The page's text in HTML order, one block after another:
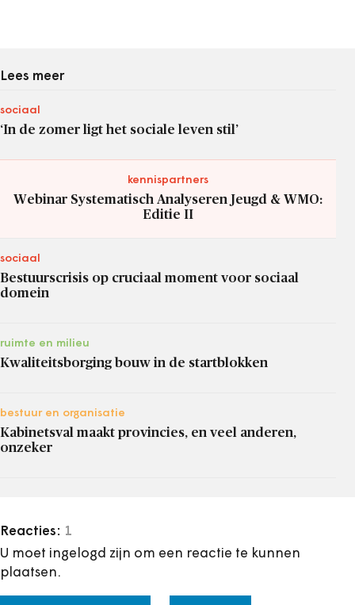
Lees meer
sociaal
‘In de zomer ligt het sociale leven stil’
kennispartners
Webinar Systematisch Analyseren Jeugd & WMO:
Editie II
sociaal
Bestuurscrisis op cruciaal moment voor sociaal
domein
ruimte en milieu
Kwaliteitsborging bouw in de startblokken
bestuur en organisatie
Kabinetsval maakt provincies, en veel anderen,
onzeker
Reacties: 1
U moet ingelogd zijn om een reactie te kunnen
plaatsen.